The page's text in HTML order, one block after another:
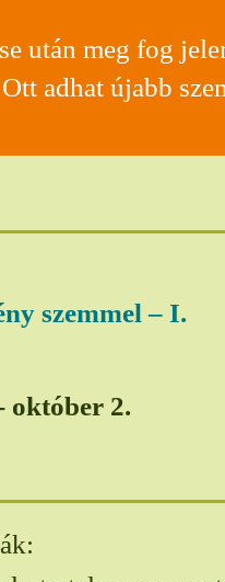
után meg fog
adhat újabb
szemmel – I.
október 2.